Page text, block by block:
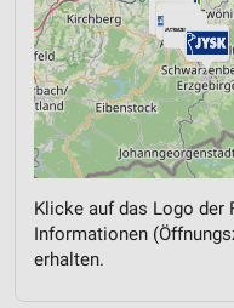
Klicke auf das Logo der
Informationen
erhalten.